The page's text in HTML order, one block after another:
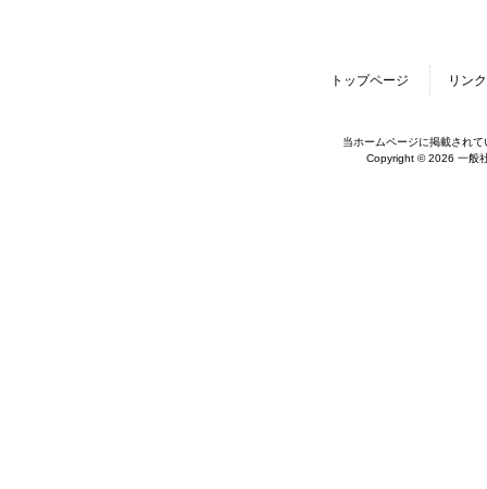
トップページ リンク
当ホームページに掲載され
Copyright © 2026 一般